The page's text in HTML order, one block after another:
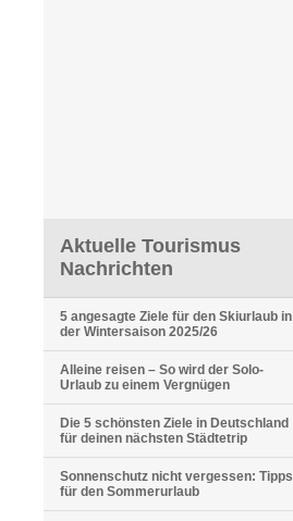
Aktuelle Tourismus
Nachrichten
5 angesagte Ziele für den Skiurlaub in
der Wintersaison 2025/26
Alleine reisen – So wird der Solo-
Urlaub zu einem Vergnügen
Die 5 schönsten Ziele in Deutschland
für deinen nächsten Städtetrip
Sonnenschutz nicht vergessen: Tipps
für den Sommerurlaub